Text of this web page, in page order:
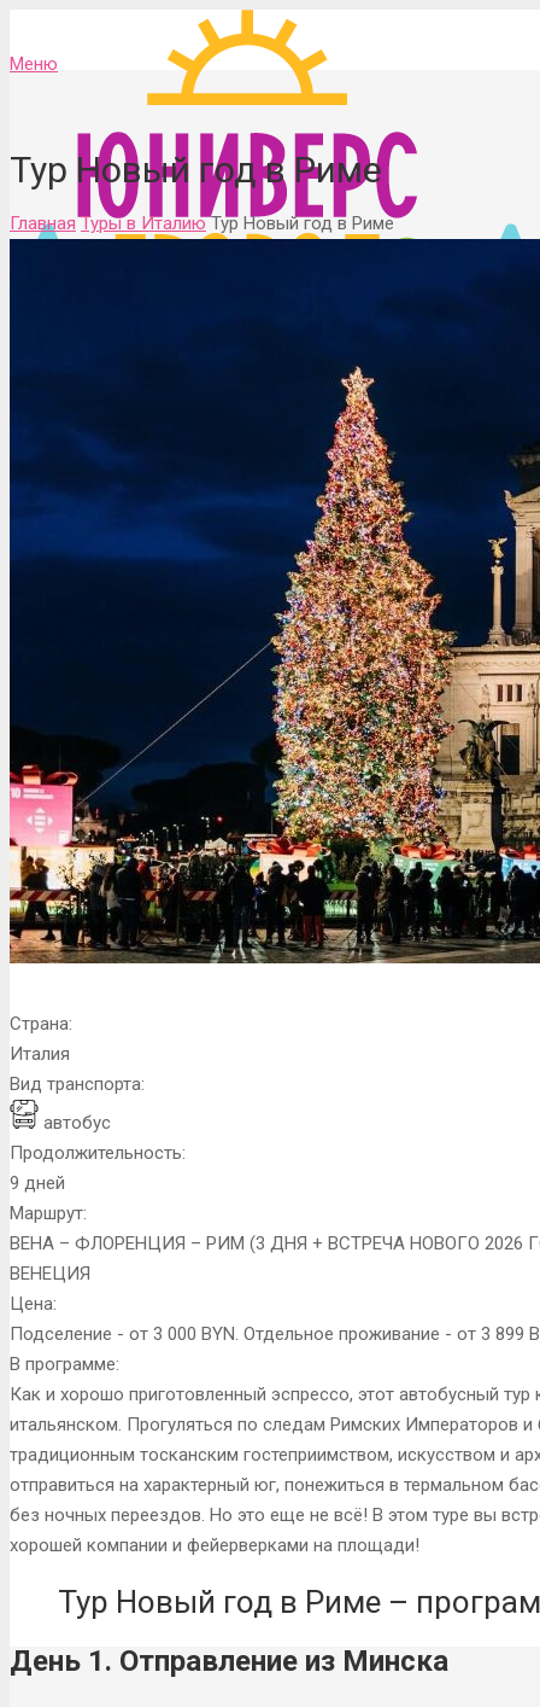
Меню
Тур Новый год в Риме
Главная Туры в Италию Тур Новый год в Риме
Страна:
Италия
Вид транспорта:
автобус
Продолжительность:
9 дней
Маршрут:
ВЕНА – ФЛОРЕНЦИЯ – РИМ (3 ДНЯ + ВСТРЕЧА НОВОГО 2026
ВЕНЕЦИЯ
Цена:
Подселение - от 3 000 BYN. Отдельное проживание - от 3 899
В программе:
Как и хорошо приготовленный эспрессо, этот автобусный
итальянском. Прогуляться по следам Римских Императоров
традиционным тосканским гостеприимством, искусством и
отправиться на характерный юг, понежиться в термальном
без ночных переездов. Но это еще не всё! В этом туре вы
хорошей компании и фейерверками на площади!
Тур Новый год в Риме –
День 1. Отправление из Минска